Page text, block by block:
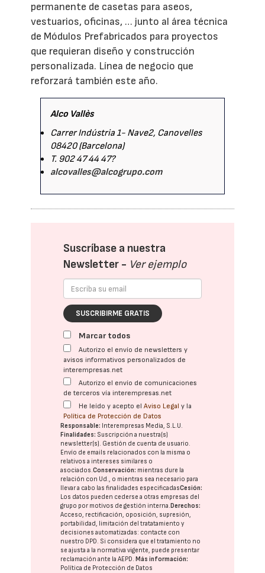
permanente de casetas para aseos,
vestuarios, oficinas, … junto al área técnica
de Módulos Prefabricados para proyectos
que requieran diseño y construcción
personalizada. Línea de negocio que
reforzará también este año.
Alco Vallès
Carrer Indústria 1- Nave2, Canovelles
08420 (Barcelona)
T. 902 47 44 47?
alcovalles@alcogrupo.com
Suscríbase a nuestra
Newsletter - Ver ejemplo
SUSCRIBIRME GRATIS
Marcar todos
Autorizo el envío de newsletters y
avisos informativos personalizados de
interempresas.net
Autorizo el envío de comunicaciones
de terceros vía interempresas.net
He leído y acepto elAviso Legal y la
Política de Protección de Datos
Responsable: Interempresas Media, S.L.U.
Finalidades: Suscripción a nuestra(s)
newsletter(s). Gestión de cuenta de usuario.
Envío de emails relacionados con la misma o
relativos a intereses similares o
asociados.Conservación: mientras dure la
relación con Ud., o mientras sea necesario para
llevar a cabo las finalidades especificadasCesión:
Los datos pueden cederse a otras empresas del
grupo por motivos de gestión interna. Derechos:
Acceso, rectificación, oposición, supresión,
portabilidad, limitación del tratatamiento y
decisiones automatizadas: contacte con
nuestro DPD. Si considera que el tratamiento no
se ajusta a la normativa vigente, puede presentar
reclamación ante laAEPD. Más información:
Política de Protección de Datos